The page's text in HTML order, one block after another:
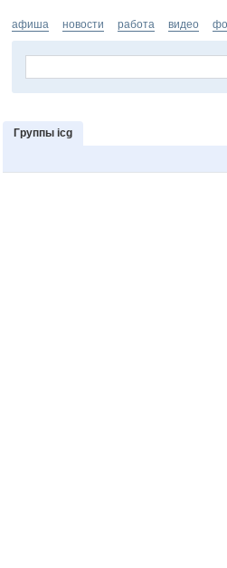
афиша новости работа видео
Группы icg